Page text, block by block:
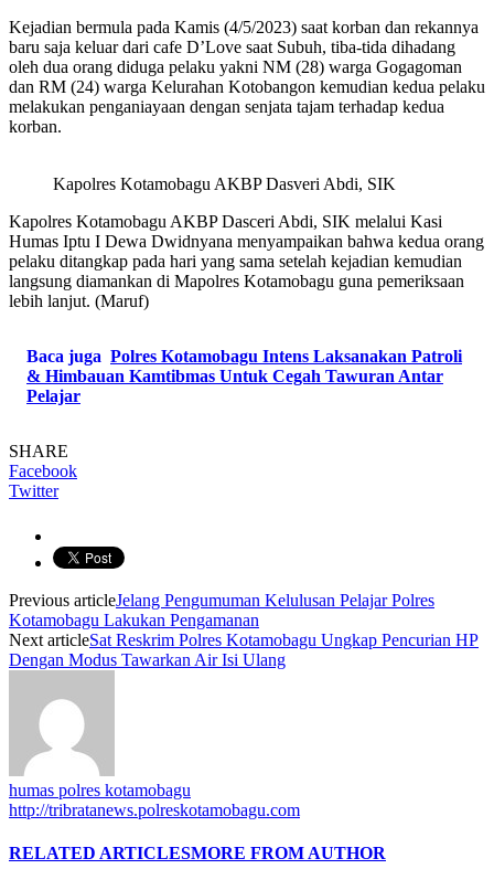
Kejadian bermula pada Kamis (4/5/2023) saat korban dan rekannya
baru saja keluar dari cafe D’Love saat Subuh, tiba-tida dihadang
oleh dua orang diduga pelaku yakni NM (28) warga Gogagoman
dan RM (24) warga Kelurahan Kotobangon kemudian kedua pelaku
melakukan penganiayaan dengan senjata tajam terhadap kedua
korban.
Kapolres Kotamobagu AKBP Dasveri Abdi, SIK
Kapolres Kotamobagu AKBP Dasceri Abdi, SIK melalui Kasi
Humas Iptu I Dewa Dwidnyana menyampaikan bahwa kedua orang
pelaku ditangkap pada hari yang sama setelah kejadian kemudian
langsung diamankan di Mapolres Kotamobagu guna pemeriksaan
lebih lanjut. (Maruf)
Baca juga Polres Kotamobagu Intens Laksanakan Patroli
& Himbauan Kamtibmas Untuk Cegah Tawuran Antar
Pelajar
SHARE
Facebook
Twitter
Previous articleJelang Pengumuman Kelulusan Pelajar Polres
Kotamobagu Lakukan Pengamanan
Next articleSat Reskrim Polres Kotamobagu Ungkap Pencurian HP
Dengan Modus Tawarkan Air Isi Ulang
humas polres kotamobagu
http://tribratanews.polreskotamobagu.com
RELATED ARTICLESMORE FROM AUTHOR